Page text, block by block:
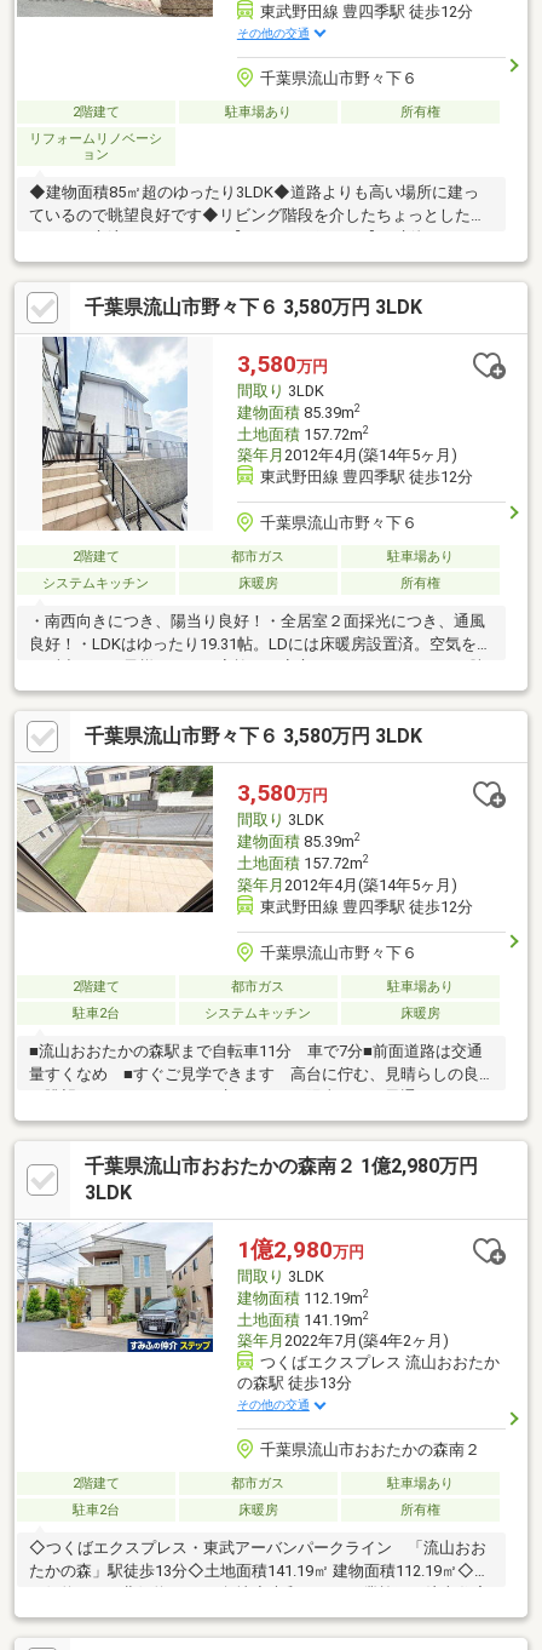
東武野田線 豊四季駅 徒歩12分
その他の交通
千葉県流山市野々下６
2階建て 駐車場あり
所有権
リフォームリノベーシ
ョン
◆建物面積85㎡超のゆったり3LDK◆道路よりも高い場所に建っ
ているので眺望良好です◆リビング階段を介したちょっとしたあ
ム令和8年3月完了・太陽光発電システム、蓄電池、床暖房、浴室
乾燥機、電動シャッターなどのお役立ち設備・すべての居室に収
納スペース。WICも・東武野田線「豊四季」駅まで徒歩12分の好
立地・徒歩5分圏内にスーパー、ドラッグストア。日々のお買い物
がラクラク◆◇ご案内・詳細資料のご請求はお気軽にどうぞ
◇◆TEL：047-362-0888ローンの事なら【住宅ローンに強い】ア
スライクまで♪
千葉県流山市野々下６ 3,580万円 3LDK
3,580万円
間取り 3LDK
建物面積85.39m2
土地面積157.72m2
築年月 2012年4月(築14年5ヶ月)
東武野田線 豊四季駅 徒歩12分
千葉県流山市野々下６
2階建て 都市ガス
駐車場あり
システムキッチン
床暖房 所有権
・南西向きにつき、陽当り良好！・全居室２面採光につき、通風
良好！・LDKはゆったり19.31帖。LDには床暖房設置済。空気を汚
手口があるため、ゴミ出しも便利・各居室収納付、パントリーや
ウォークインクローゼットがある為、収納豊富。・住みながらお
庭を持つ。そんな贅沢が実現する戸建。夏はBBQや家庭用プール
が楽しめますね。
千葉県流山市野々下６ 3,580万円 3LDK
3,580万円
間取り 3LDK
建物面積85.39m2
土地面積157.72m2
築年月 2012年4月(築14年5ヶ月)
東武野田線 豊四季駅 徒歩12分
千葉県流山市野々下６
2階建て 都市ガス
駐車場あり
駐車2台
システムキッチン 床暖房
■流山おおたかの森駅まで自転車11分 車で7分■前面道路は交通
量すくなめ ■すぐご見学できます 高台に佇む、見晴らしの良
い眺望に日々のストレスも癒されます■陽当たりと風通しがよ
い、開放的な我が家 ■窓の開閉を工夫して、涼風を効率よく取
り込めます■太陽光発電システム搭載 蓄電池 災害時の備えに
安心です■カースペース2台（車種によります）■ぴかぴかリフォ
ーム。水回り新規交換。清潔感は譲れない、キレイ好きさんにオ
設備にうっとり
千葉県流山市おおたかの森南２ 1億2,980万円
3LDK
1億2,980万円
間取り 3LDK
建物面積112.19m2
土地面積141.19m2
築年月 2022年7月(築4年2ヶ月)
つくばエクスプレス 流山おおたか
の森駅 徒歩13分
その他の交通
千葉県流山市おおたかの森南２
2階建て 都市ガス
駐車場あり
駐車2台
床暖房 所有権
◇つくばエクスプレス・東武アーバンパークライン 「流山おお
たかの森」駅徒歩13分◇土地面積141.19㎡ 建物面積112.19㎡◇北
◇2022年7月築の3LDK◇LDK約25.5帖・LD部分に床暖房有◇リビ
ングイン階段◇カースペース2台あり（車種による）～ライフイ